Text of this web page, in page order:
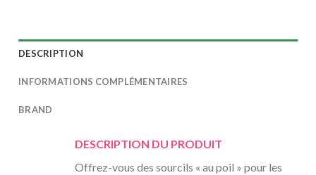
DESCRIPTION
INFORMATIONS COMPLÉMENTAIRES
BRAND
DESCRIPTION DU PRODUIT
Offrez-vous des sourcils « au poil » pour les